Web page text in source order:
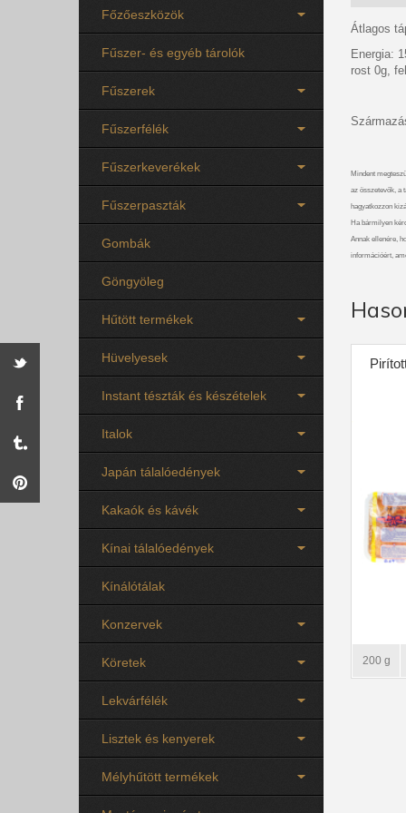
Főzőeszközök
Fűszer- és egyéb tárolók
Fűszerek
Fűszerfélék
Fűszerkeverékek
Fűszerpaszták
Gombák
Göngyöleg
Hűtött termékek
Hüvelyesek
Instant tészták és készételek
Italok
Japán tálalóedények
Kakaók és kávék
Kínai tálalóedények
Kínálótálak
Konzervek
Köretek
Lekvárfélék
Lisztek és kenyerek
Mélyhűtött termékek
Átlagos
Energia:
rost 0g,
Mindent
az összetevők, a
hagyatkozzon
Ha bármilyen
Annak ellenére,
információért,
200 g